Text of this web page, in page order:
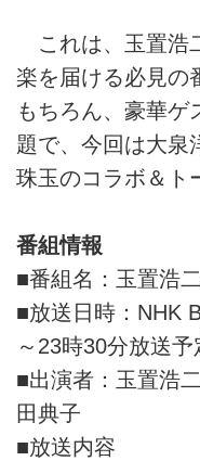
これは、玉置浩
楽を届ける必見の
もちろん、豪華ゲ
題で、今回は大泉
珠玉のコラボ＆ト
番組情報
■番組名：玉置浩
■放送日時：NHK
～23時30分放送予
■出演者：玉置
田典子
■放送内容